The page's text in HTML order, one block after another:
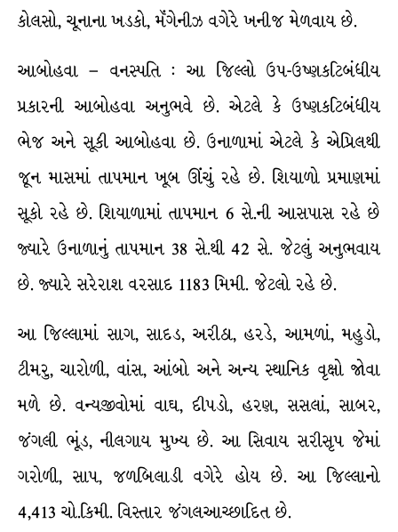
કોલસો, ચૂનાના ખડકો, મૅંગેનીઝ વગેરે ખનીજ મેળવાય છે.
આબોહવા – વનસ્પતિ : આ જિલ્લો ઉપ-ઉષ્ણકટિબંધીય
પ્રકારની આબોહવા અનુભવે છે. એટલે કે ઉષ્ણકટિબંધીય
ભેજ અને સૂકી આબોહવા છે. ઉનાળામાં એટલે કે એપ્રિલથી
જૂન માસમાં તાપમાન ખૂબ ઊંચું રહે છે. શિયાળો પ્રમાણમાં
સૂકો રહે છે. શિયાળામાં તાપમાન 6 સે.ની આસપાસ રહે છે
જ્યારે ઉનાળાનું તાપમાન 38 સે.થી 42 સે. જેટલું અનુભવાય
છે. જ્યારે સરેરાશ વરસાદ 1183 મિમી. જેટલો રહે છે.
આ જિલ્લામાં સાગ, સાદડ, અરીઠા, હરડે, આમળાં, મહુડો,
ટીમરુ, ચારોળી, વાંસ, આંબો અને અન્ય સ્થાનિક વૃક્ષો જોવા
મળે છે. વન્યજીવોમાં વાઘ, દીપડો, હરણ, સસલાં, સાબર,
જંગલી ભૂંડ, નીલગાય મુખ્ય છે. આ સિવાય સરીસૃપ જેમાં
ગરોળી, સાપ, જળબિલાડી વગેરે હોય છે. આ જિલ્લાનો
4,413 ચો.કિમી. વિસ્તાર જંગલઆચ્છાદિત છે.